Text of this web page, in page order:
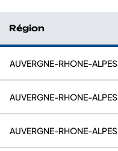
Région
AUVERGNE-RHONE-ALPES
AUVERGNE-RHONE-ALPES
AUVERGNE-RHONE-ALPES